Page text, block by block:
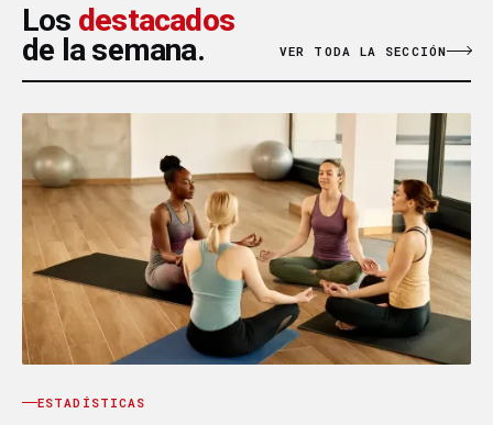
Los destacados
de la semana.
VER TODA LA SECCIÓN
ESTADÍSTICAS